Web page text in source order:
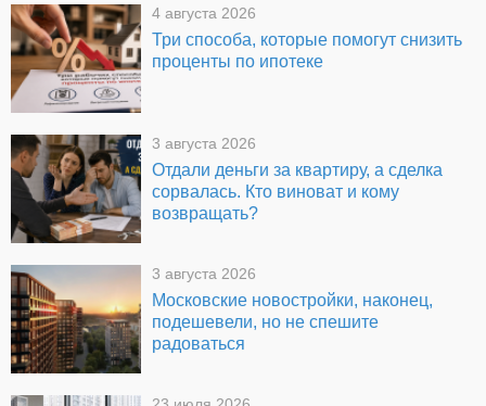
4 августа 2026
Три способа, которые помогут снизить
проценты по ипотеке
3 августа 2026
Отдали деньги за квартиру, а сделка
сорвалась. Кто виноват и кому
возвращать?
3 августа 2026
Московские новостройки, наконец,
подешевели, но не спешите
радоваться